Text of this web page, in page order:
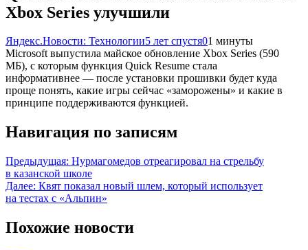
Xbox Series улучшили
Яндекс.Новости: Технологии5 лет спустя01 минуты
Microsoft выпустила майское обновление Xbox Series (590
МБ), с которым функция Quick Resume стала
информативнее — после установки прошивки будет куда
проще понять, какие игры сейчас «заморожены» и какие в
принципе поддерживаются функцией.
Навигация по записям
Предыдущая: Нурмагомедов отреагировал на стрельбу
в казанской школе
Далее: Квят показал новый шлем, который использует
на тестах с «Альпин»
Похожие новости